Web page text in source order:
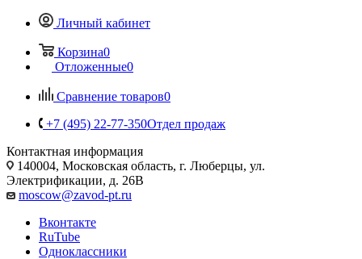
Личный кабинет
Корзина0
Отложенные0
Сравнение товаров0
+7 (495) 22-77-350Отдел продаж
Контактная информация
140004, Московская область, г. Люберцы, ул.
Электрификации, д. 26В
moscow@zavod-pt.ru
Вконтакте
RuTube
Одноклассники